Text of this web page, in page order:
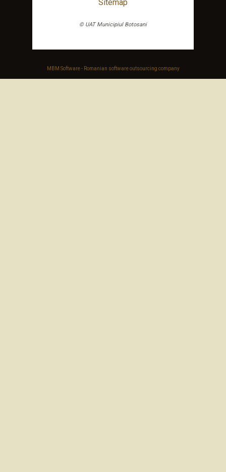
Sitemap
© UAT Municipiul Botosani
MBM Software - Romanian software outsourcing company